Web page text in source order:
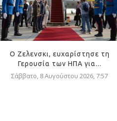
Ο Ζελενσκι, ευχαρίστησε τη
Γερουσία των ΗΠΑ για...
Σάββατο, 8 Αυγούστου 2026, 7:57